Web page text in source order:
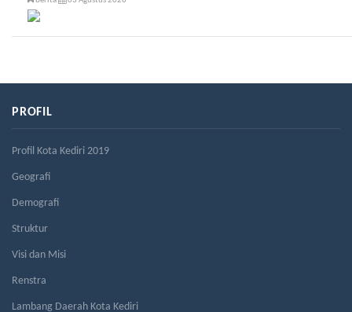
PROFIL
Profil Kota Kediri 2019
Geografi
Demografi
Struktur
Visi dan Misi
Renstra
Lambang Daerah Kota Kediri